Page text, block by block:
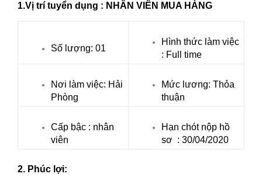
1.Vị trí tuyển dụng : NHÂN VIÊN MUA HÀNG
Số lượng: 01
Hình thức làm việc
: Full time
Nơi làm việc: Hải
Phòng
Mức lương: Thỏa
thuận
Cấp bậc : nhân
viên
Hạn chót nộp hồ
sơ : 30/04/2020
2. Phúc lợi: